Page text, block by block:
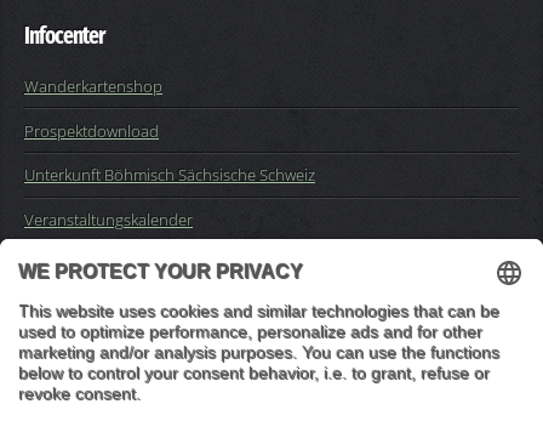
Infocenter
Wanderkartenshop
Prospektdownload
Unterkunft Böhmisch Sächsische Schweiz
Veranstaltungskalender
Impressum
Buchungsanfrage